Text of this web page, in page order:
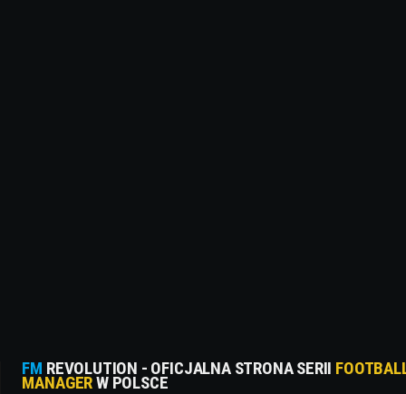
FM REVOLUTION - OFICJALNA STRONA SERII
MANAGERW POLSCE